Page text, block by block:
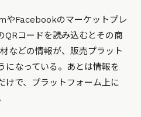
やFacebookのマーケットプレ
QRコードを読み込むとその商
などの情報が、販売プラット
になっている。あとは情報を
けで、プラットフォーム上に